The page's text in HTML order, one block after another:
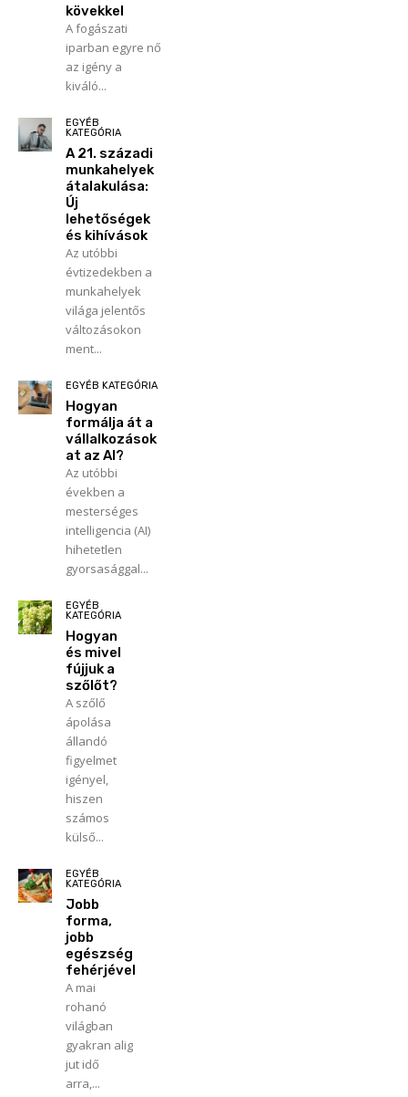
kövekkel
A fogászati
iparban egyre nő
az igény a
kiváló...
EGYÉB
KATEGÓRIA
A 21. századi
munkahelyek
átalakulása:
Új
lehetőségek
és kihívások
Az utóbbi
évtizedekben a
munkahelyek
világa jelentős
változásokon
ment...
EGYÉB KATEGÓRIA
Hogyan
formálja át a
vállalkozások
at az AI?
Az utóbbi
években a
mesterséges
intelligencia (AI)
hihetetlen
gyorsasággal...
EGYÉB
KATEGÓRIA
Hogyan
és mivel
fújjuk a
szőlőt?
A szőlő
ápolása
állandó
figyelmet
igényel,
hiszen
számos
külső...
EGYÉB
KATEGÓRIA
Jobb
forma,
jobb
egészség
fehérjével
A mai
rohanó
világban
gyakran alig
jut idő
arra,...